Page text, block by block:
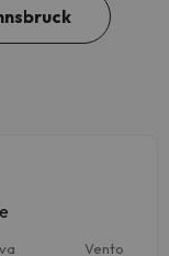
Vento